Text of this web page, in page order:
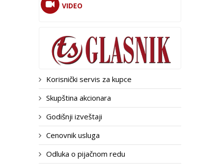
VIDEO
Korisnički servis za kupce
Skupština akcionara
Godišnji izveštaji
Cenovnik usluga
Odluka o pijačnom redu